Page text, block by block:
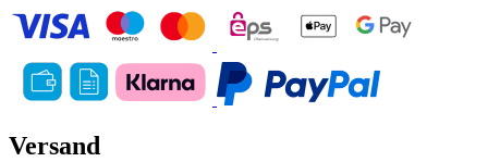
Versand